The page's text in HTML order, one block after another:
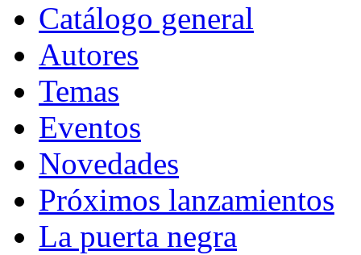
Catálogo general
Autores
Temas
Eventos
Novedades
Próximos lanzamientos
La puerta negra